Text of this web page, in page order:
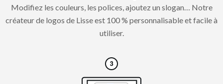
Modifiez les couleurs, les polices, ajoutez un slogan… Notre
créateur de logos de Lisse est 100 % personnalisable et facile à
utiliser.